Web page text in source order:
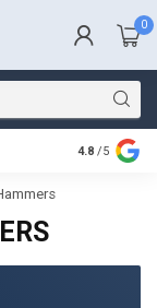
0
Snelle
4.8 /5